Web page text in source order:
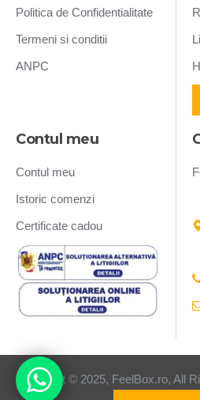
Politica de Confidentialitate
Termeni si conditii
ANPC
Contul meu
Contul meu
Istoric comenzi
Certificate cadou
Copyright © 2025, FeelBox.ro, All